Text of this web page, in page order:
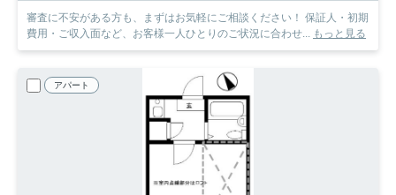
審査に不安がある方も、まずはお気軽にご相談ください！ 保証人・初期
費用・ご収入面など、お客様一人ひとりのご状況に合わせ... もっと見る
アパート